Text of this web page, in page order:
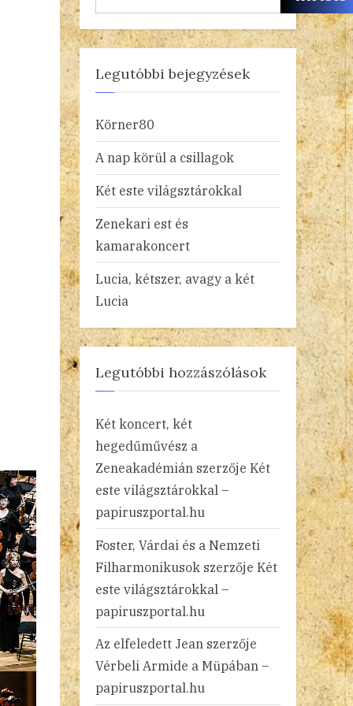
Legutóbbi bejegyzések
Körner80
A nap körül a csillagok
Két este világsztárokkal
Zenekari est és
kamarakoncert
Lucia, kétszer, avagy a két
Lucia
Legutóbbi hozzászólások
Két koncert, két
hegedűművész a
Zeneakadémián szerzője Két
este világsztárokkal –
papiruszportal.hu
Foster, Várdai és a Nemzeti
Filharmonikusok szerzője Két
este világsztárokkal –
papiruszportal.hu
Az elfeledett Jean szerzője
Vérbeli Armide a Müpában –
papiruszportal.hu